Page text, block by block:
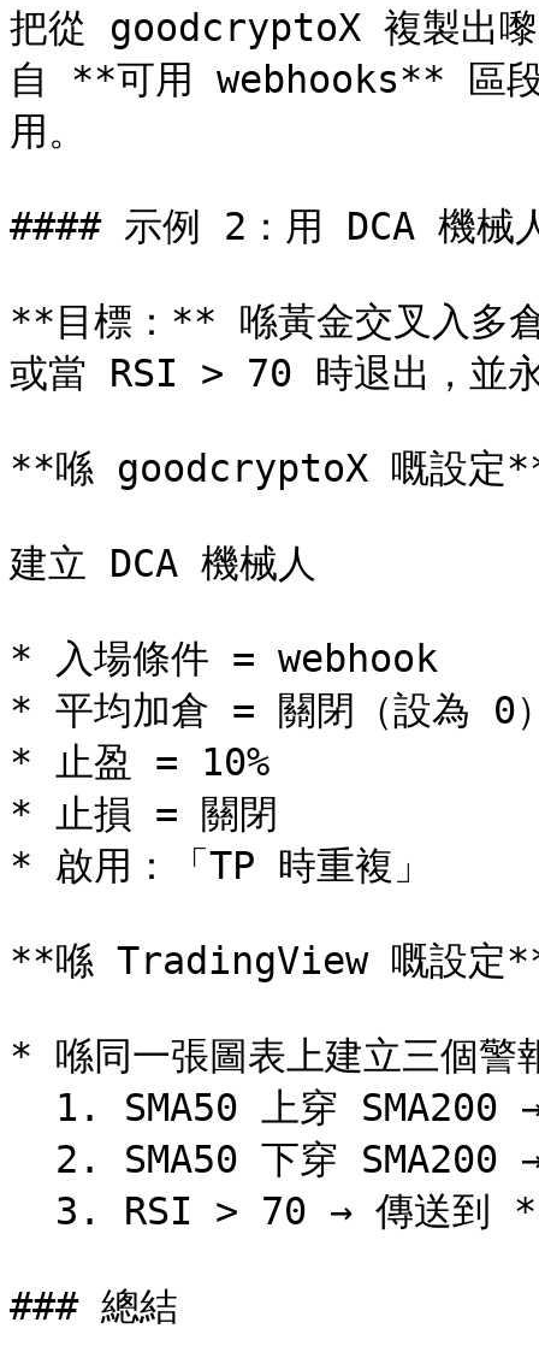
把從 goodcryptoX 複製出
自 **可用 webhooks** 區段
用。
#### 示例 2：用 DCA 機械
**目標：** 喺黃金交叉入多
或當 RSI > 70 時退出，並
**喺 goodcryptoX 嘅設定
建立 DCA 機械人
* 入場條件 = webhook
* 平均加倉 = 關閉（設為 0
* 止盈 = 10%
* 止損 = 關閉
* 啟用：「TP 時重複」
**喺 TradingView 嘅設定
* 喺同一張圖表上建立三個警
### 總結